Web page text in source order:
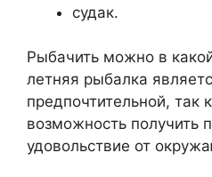
судак.
Рыбачить можно в
летняя рыбалка
предпочтительной, так
возможность получить
удовольствие от